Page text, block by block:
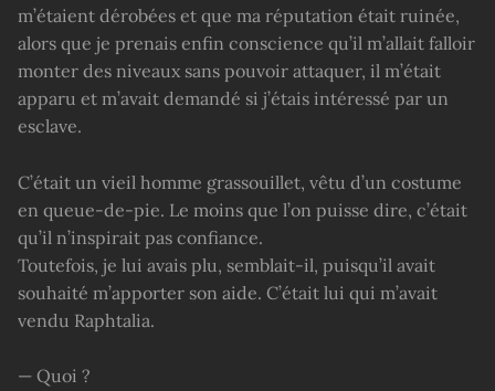
m’étaient dérobées et que ma réputation était ruinée,
alors que je prenais enfin conscience qu’il m’allait falloir
monter des niveaux sans pouvoir attaquer, il m’était
apparu et m’avait demandé si j’étais intéressé par un
esclave.
C’était un vieil homme grassouillet, vêtu d’un costume
en queue-de-pie. Le moins que l’on puisse dire, c’était
qu’il n’inspirait pas confiance.
Toutefois, je lui avais plu, semblait-il, puisqu’il avait
souhaité m’apporter son aide. C’était lui qui m’avait
vendu Raphtalia.
— Quoi ?